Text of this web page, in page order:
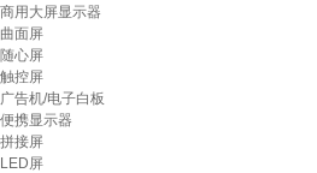
商用大屏显示器
曲面屏
随心屏
触控屏
广告机/电子白板
便携显示器
拼接屏
LED屏